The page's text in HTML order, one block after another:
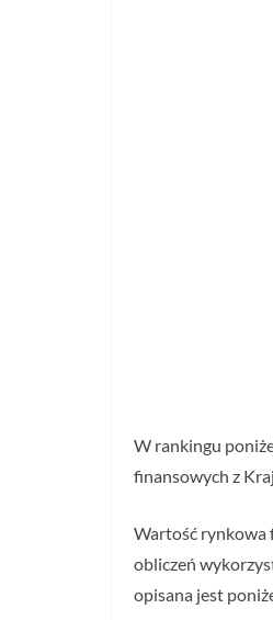
W rankingu
finansowych z
Wartość rynkowa
obliczeń
opisana jest